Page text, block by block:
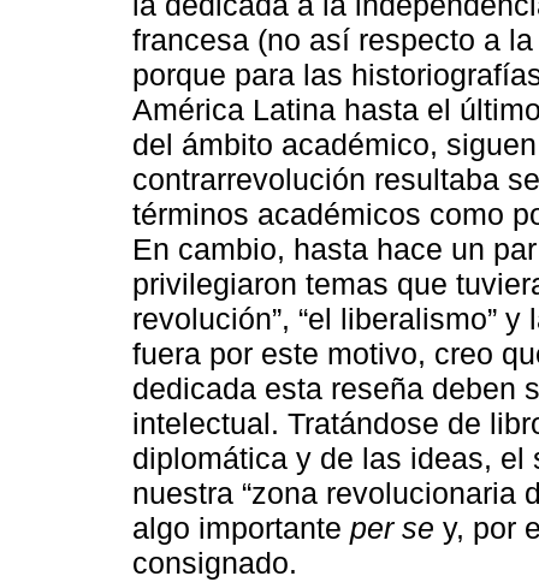
francesa (no así respecto a
porque para las
América Latina hasta el
del ámbito académico,
contrarrevolución resultaba
términos académicos como
En cambio, hasta hace un
privilegiaron temas que
revolución”, “el liberalismo”
fuera por este motivo, creo
dedicada esta reseña deben
intelectual. Tratándose de
diplomática y de las ideas,
nuestra “zona revolucionaria
algo importante per se y, por
consignado.